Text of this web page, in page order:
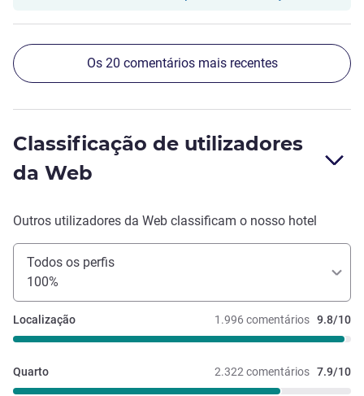
Os 20 comentários mais recentes
Classificação de utilizadores
da Web
Outros utilizadores da Web classificam o nosso hotel
Todos os perfis
100%
1.996 comentários 9.8/10
Localização
2.322 comentários 7.9/10
Quarto